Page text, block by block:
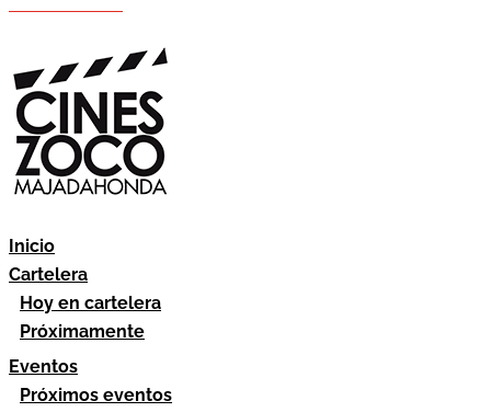
Inicio
Cartelera
Hoy en cartelera
Próximamente
Eventos
Próximos eventos